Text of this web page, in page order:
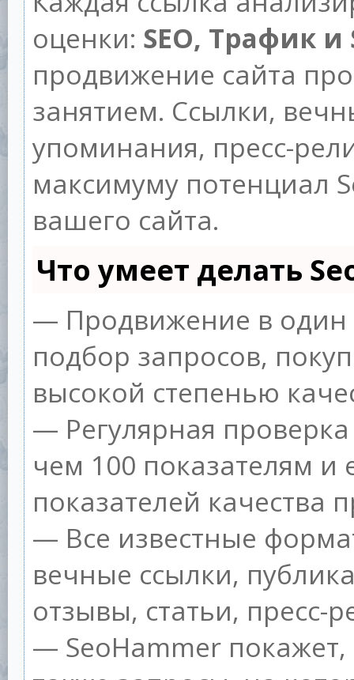
оценки: SEO, Трафик и
продвижение сайта
занятием. Ссылки,
упоминания, пресс-
максимуму потенциал
вашего сайта.
Что умеет делать
— Продвижение в один
подбор запросов,
высокой степенью
— Регулярная
чем 100 показателям
показателей качества
— Все известные
вечные ссылки,
отзывы, статьи, пресс-
— SeoHammer